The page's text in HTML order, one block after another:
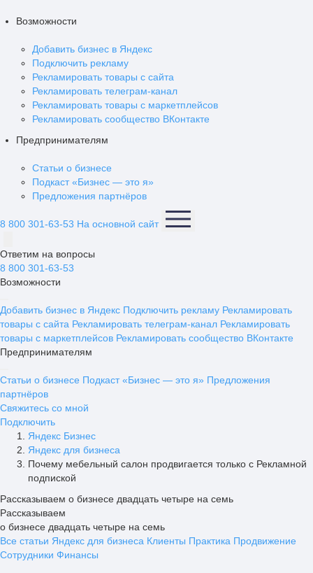
Возможности
Добавить бизнес в Яндекс
Подключить рекламу
Рекламировать товары с сайта
Рекламировать телеграм-канал
Рекламировать товары с маркетплейсов
Рекламировать сообщество ВКонтакте
Предпринимателям
Статьи о бизнесе
Подкаст «Бизнес — это я»
Предложения партнёров
8 800 301-63-53 На основной сайт
Ответим на вопросы
8 800 301-63-53
Возможности
Добавить бизнес в Яндекс Подключить рекламу Рекламировать
товары с сайта Рекламировать телеграм-канал Рекламировать
товары с маркетплейсов Рекламировать сообщество ВКонтакте
Предпринимателям
Статьи о бизнесе Подкаст «Бизнес — это я» Предложения
партнёров
Свяжитесь со мной
Подключить
Яндекс Бизнес
Яндекс для бизнеса
Почему мебельный салон продвигается только с Рекламной
подпиской
Рассказываем о бизнесе двадцать четыре на семь
Рассказываем
о бизнесе двадцать четыре на семь
Все статьи Яндекс для бизнеса Клиенты Практика Продвижение
Сотрудники Финансы